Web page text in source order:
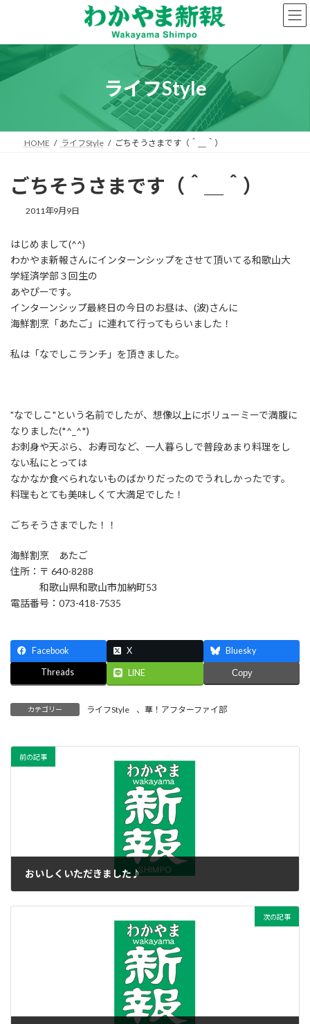
ン
へ
プ
ー
ョ
動
ライフStyle
HOME ライフStyle ごちそうさまです（＾＿＾）
ごちそうさまです（＾＿＾）
2011年9月9日
はじめまして(^^)
わかやま新報さんにインターンシップをさせて頂いてる和歌山大
学経済学部３回生の
あやぴーです。
インターンシップ最終日の今日のお昼は、(波)さんに
海鮮割烹「あたご」に連れて行ってもらいました！
私は「なでしこランチ」を頂きました。
"なでしこ"という名前でしたが、想像以上にボリューミーで満腹に
なりました(*^_^*)
お刺身や天ぷら、お寿司など、一人暮らしで普段あまり料理をし
ない私にとっては
なかなか食べられないものばかりだったのでうれしかったです。
料理もとても美味しくて大満足でした！
ごちそうさまでした！！
海鮮割烹 あたご
住所：〒 640-8288
和歌山県和歌山市加納町53
電話番号：073-418-7535
Facebook X Bluesky
Threads LINE Copy
カテゴリー ライフStyle 、 華！アフターファイ部
前の記事
おいしくいただきました♪
次の記事